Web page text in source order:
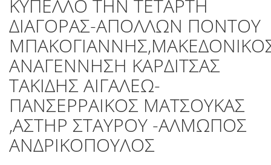
ΚΥΠΕΛΛΟ ΤΗΝ ΤΕΤΑΡΤΗ
ΔΙΑΓΟΡΑΣ-ΑΠΟΛΛΩΝ ΠΟΝΤΟΥ
ΑΝΑΓΕΝΝΗΣΗ ΚΑΡΔΙΤΣΑΣ
ΤΑΚΙΔΗΣ ΑΙΓΑΛΕΩ-
ΠΑΝΣΕΡΡΑΙΚΟΣ ΜΑΤΣΟΥΚΑΣ
,ΑΣΤΗΡ ΣΤΑΥΡΟΥ -ΑΛΜΩΠΟΣ
ΑΝΔΡΙΚΟΠΟΥΛΟΣ